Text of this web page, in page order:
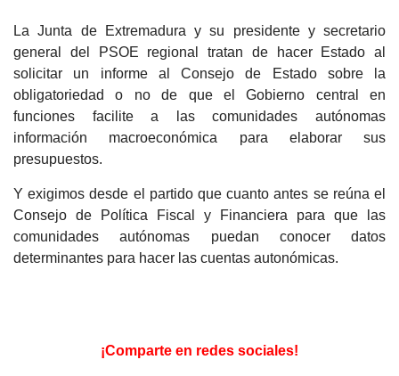
La Junta de Extremadura y su presidente y secretario
general del PSOE regional tratan de hacer Estado al
solicitar un informe al Consejo de Estado sobre la
obligatoriedad o no de que el Gobierno central en
funciones facilite a las comunidades autónomas
información macroeconómica para elaborar sus
presupuestos.
Y exigimos desde el partido que cuanto antes se reúna el
Consejo de Política Fiscal y Financiera para que las
comunidades autónomas puedan conocer datos
determinantes para hacer las cuentas autonómicas.
¡Comparte en redes sociales!